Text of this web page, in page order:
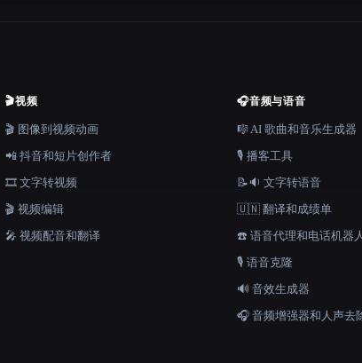
🎬视频
🎬 图像到视频动画
📲 抖音和短片创作者
🎞️ 文字转视频
🎬 视频编辑
🎤 视频配音和翻译
🎧音频与语音
🎼 AI 歌曲和音乐生成器
🎙️ 播客工具
📝🔉 文字转语音
🇺🇳 翻译和成绩单
☎️ 语音代理和电话机器人
🎙️ 语音克隆
🔊 音效生成器
🎧 音频增强器和人声去